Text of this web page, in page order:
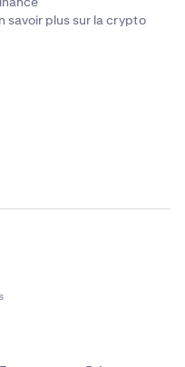
savoir plus sur la crypto